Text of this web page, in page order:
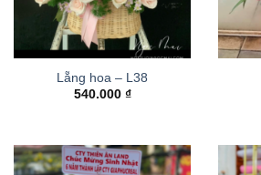
Lẵng hoa – L38
540.000 ₫